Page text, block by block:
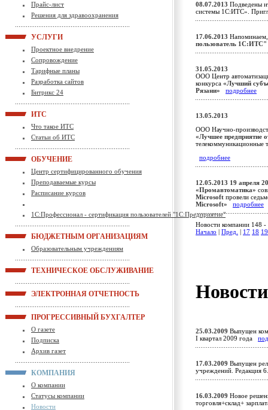
Прайс-лист
Решения для здравоохранения
УСЛУГИ
Проектное внедрение
Сопровождение
Тарифные планы
Разработка сайтов
Битрикс 24
ИТС
Что такое ИТС
Статьи об ИТС
ОБУЧЕНИЕ
Центр сертифицированного обучения
Преподаваемые курсы
Расписание курсов
1С:Профессионал - сертификация пользователей "1С:Предприятие"
БЮДЖЕТНЫМ ОРГАНИЗАЦИЯМ
Образовательным учреждениям
ТЕХНИЧЕСКОЕ ОБСЛУЖИВАНИЕ
ЭЛЕКТРОННАЯ ОТЧЕТНОСТЬ
ПРОГРЕССИВНЫЙ БУХГАЛТЕР
О газете
Подписка
Архив газет
КОМПАНИЯ
О компании
Статусы компании
Новости
08.07.2013 Подведены
системы 1С:ИТС».
17.06.2013 Напоминаем,
пользователь 1С:ИТС"
31.05.2013
ООО Центр
конкурса «Лучший
Рязани»
подробнее
13.05.2013
ООО Научно-
«Лучшее предприятие
телекоммуникационные
подробнее
12.05.2013 19 апреля
«Промавтоматика»
Microsoft провели
Microsoft»
подробнее
Новости компании 148 -
Начало
Пред. 17 18 19
25.03.2009 Выпущен
I квартал 2009 года
17.03.2009 Выпущен
учреждений. Редакция
16.03.2009 Новое
торговля+склад+